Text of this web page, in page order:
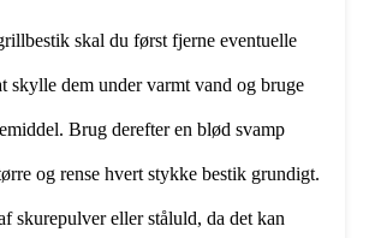
skal du først fjerne eventuelle
skylle dem under varmt vand og bruge
Brug derefter en blød svamp
og rense hvert stykke bestik grundigt.
skurepulver eller ståluld, da det kan